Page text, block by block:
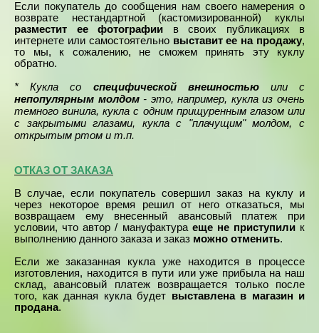
Если покупатель до сообщения нам своего намерения о
возврате нестандартной (кастомизированной) куклы
разместит ее фотографии в своих публикациях в
интернете или самостоятельно выставит ее на продажу,
то мы, к сожалению, не сможем принять эту куклу
обратно.
*Кукласо специфической внешностьюили с
непопулярным молдом- это, например, кукла из очень
темного винила,кукла с одним прищуренным глазом или
с закрытыми глазами, кукла с "плачущим" молдом, с
открытым ртом и т.п.
ОТКАЗ ОТ ЗАКАЗА
В случае, если покупатель совершил заказ на куклу и
через некоторое время решил от него отказаться, мы
возвращаем ему внесенный авансовый платеж при
условии, что автор / мануфактура еще не приступилик
выполнению данного заказа и заказ можно отменить.
Если же заказанная кукла уже находится в процессе
изготовления, находится в пути или уже прибыла на наш
склад, авансовый платеж возвращается только после
того, как данная кукла будет выставлена в магазин и
продана.